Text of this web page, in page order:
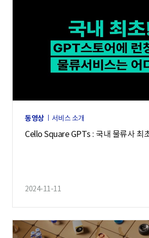
동영상 서비스 소개
Cello Square GPTs : 국내 물류사 최
2024-11-11